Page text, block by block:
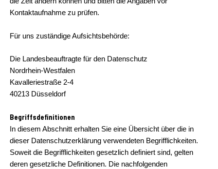
Kontaktaufnahme zu prüfen.
Für uns zuständige Aufsichtsbehörde:
Die Landesbeauftragte für den Datenschutz
Nordrhein-Westfalen
Kavalleriestraße 2-4
40213 Düsseldorf
Begriffsdefinitionen
In diesem Abschnitt erhalten Sie eine Übersicht über die in
dieser Datenschutzerklärung verwendeten Begrifflichkeiten.
Soweit die Begrifflichkeiten gesetzlich definiert sind, gelten
deren gesetzliche Definitionen. Die nachfolgenden